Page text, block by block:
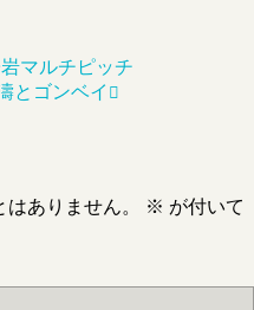
マルチピッチ
とゴンベイ
ありません。 ※ が付いて